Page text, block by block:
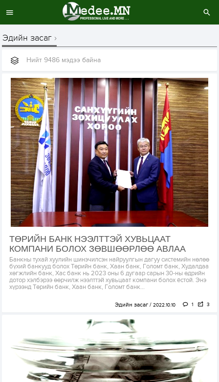
Эдийн засаг
Нийт 9486 мэдээ байна
ТӨРИЙН БАНК НЭЭЛТТЭЙ ХУВЬЦААТ
КОМПАНИ БОЛОХ ЗӨВШӨӨРЛӨӨ АВЛАА
Банкны тухай хуулийн шинэчилсэн найруулгын дагуу системийн нөлөө
бүхий банкууд болох Төрийн банк, Хаан банк, Голомт банк, Худалдаа
хөгжлийн банк, Хас банк нь 2023 оны 6 дугаар сарын 30-ны өдрийн
дотор хэлбэрээ өөрчилж нээлттэй хувьцаат компани болох ёстой. Энэ
хүрээнд Төрийн банк, Хаан банк, Голомт банк...
Эдийн засаг 2022.10.10 1 3